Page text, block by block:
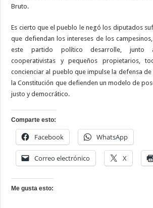
Bruto.
Es cierto que el pueblo le negó los diputados
que defiendan los intereses de los
este partido político desarrolle, junto
cooperativistas y pequeños propietarios,
concienciar al pueblo que impulse la defensa
la Constitución que defienden un modelo de
justo y democrático.
Comparte esto:
Facebook WhatsApp
Correo electrónico X
Me gusta esto: